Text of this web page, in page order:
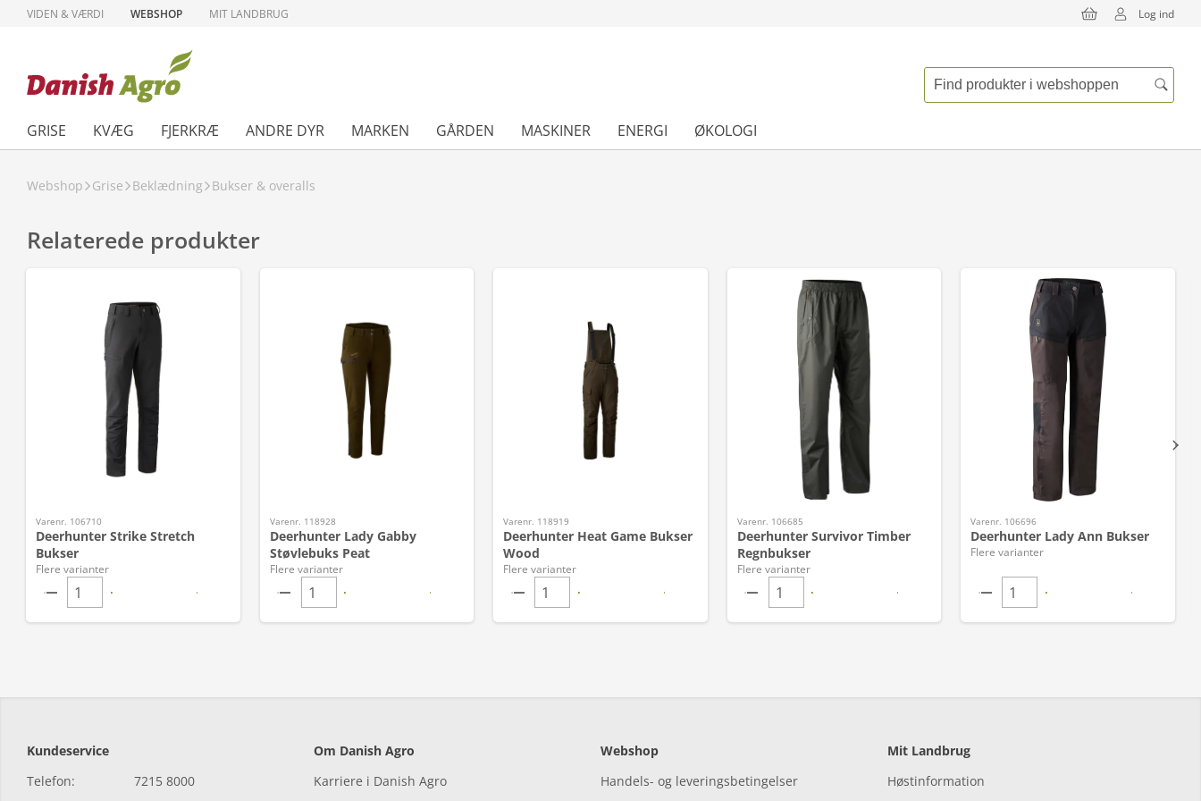
VIDEN & VÆRDI WEBSHOP MIT LANDBRUG Log ind
GRISE KVÆG FJERKRÆ ANDRE DYR MARKEN GÅRDEN MASKINER ENERGI ØKOLOGI
Webshop Grise Beklædning Bukser & overalls
Relaterede produkter
Varenr. 106710
Deerhunter Strike Stretch
Bukser
Flere varianter
Varenr. 118928
Deerhunter Lady Gabby
Støvlebuks Peat
Flere varianter
Varenr. 118919
Deerhunter Heat Game Bukser
Wood
Flere varianter
Varenr. 106685
Deerhunter Survivor Timber
Regnbukser
Flere varianter
Varenr. 106696
Deerhunter Lady Ann Bukser
Flere varianter
Kundeservice
Telefon:
7215 8000
Om Danish Agro
Karriere i Danish Agro
Webshop
Handels- og leveringsbetingelser
Mit Landbrug
Høstinformation